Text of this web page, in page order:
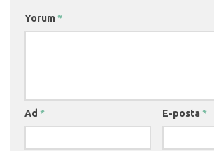
Yorum *
Ad * E-posta *